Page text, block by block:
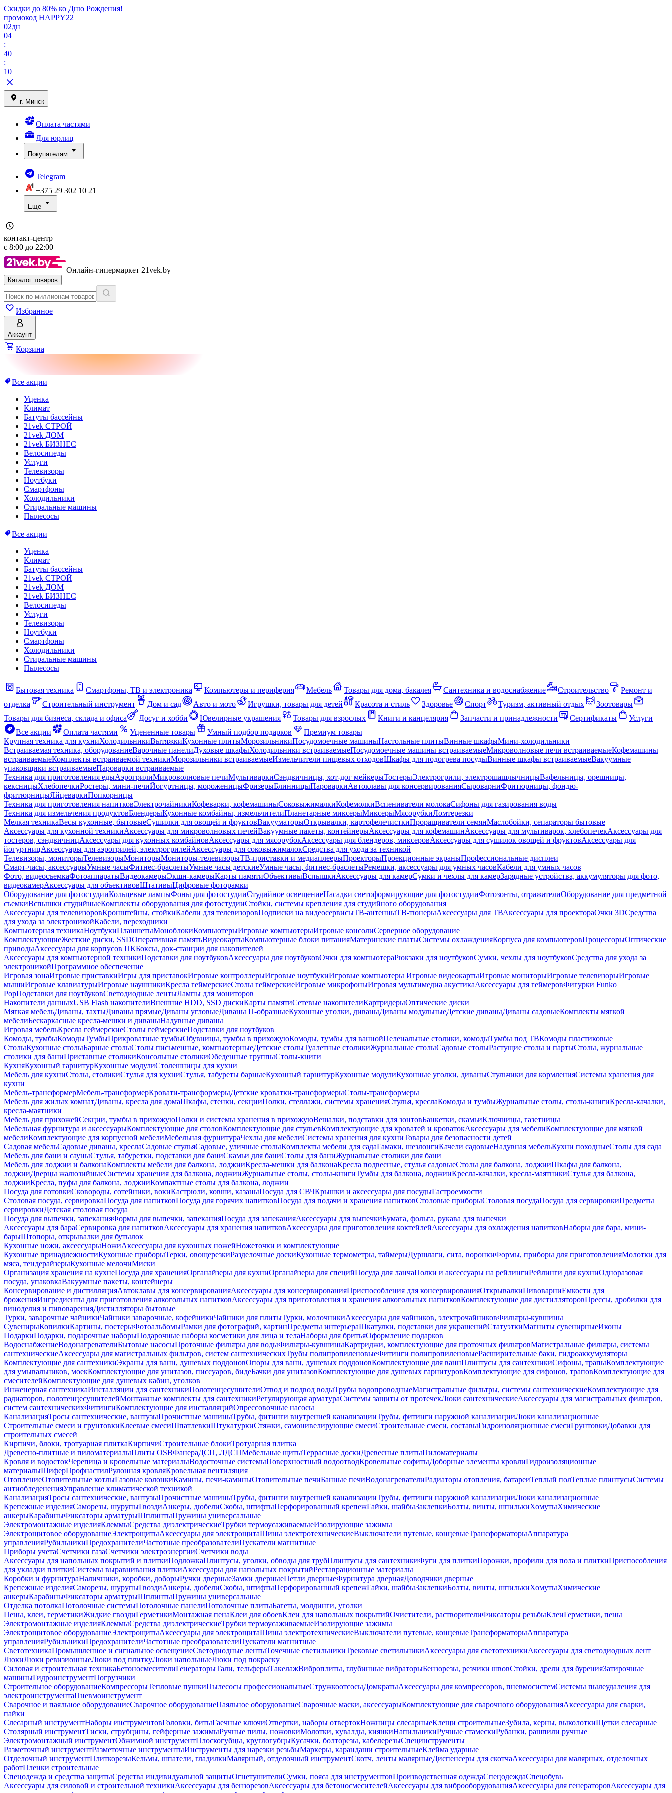
Скидки до 80% ко Дню Рождения!
промокод HAPPY22
02дн
04
:
40
:
10
г. Минск
Оплата частями
Для юрлиц
Покупателям
Telegram
+375 29 302 10 21
Еще
контакт-центр
с 8:00 до 22:00
Онлайн-гипермаркет 21vek.by
Каталог товаров
Избранное
Аккаунт
Корзина
Все акции
Уценка
Климат
Батуты бассейны
21vek СТРОЙ
21vek ДОМ
21vek БИЗНЕС
Велосипеды
Услуги
Телевизоры
Ноутбуки
Смартфоны
Холодильники
Стиральные машины
Пылесосы
Все акции
Уценка
Климат
Батуты бассейны
21vek СТРОЙ
21vek ДОМ
21vek БИЗНЕС
Велосипеды
Услуги
Телевизоры
Ноутбуки
Смартфоны
Холодильники
Стиральные машины
Пылесосы
Бытовая техника Смартфоны, ТВ и электроника Компьютеры и периферия Мебель Товары для дома, бакалея Сантехника и водоснабжение Строительство
Ремонт и
отделка
Строительный инструмент Дом и сад Авто и мото Игрушки, товары для детей Красота и стиль Здоровье Спорт Туризм, активный отдых
Зоотовары
Товары для бизнеса, склада и офиса
Досуг и хобби Ювелирные украшения Товары для взрослых Книги и канцелярия Запчасти и принадлежности Сертификаты
Услуги
Все акции
Оплата частями Уцененные товары Умный подбор подарков
Премиум товары
Крупная техника для кухниХолодильникиВытяжкиКухонные плитыМорозильникиПосудомоечные машиныНастольные плитыВинные шкафыМини-холодильники
Встраиваемая техника, оборудованиеВарочные панелиДуховые шкафыХолодильники встраиваемыеПосудомоечные машины встраиваемыеМикроволновые печи встраиваемыеКофемашины
встраиваемыеКомплекты встраиваемой техникиМорозильники встраиваемыеИзмельчители пищевых отходовШкафы для подогрева посудыВинные шкафы встраиваемыеВакуумные
упаковщики встраиваемыеПароварки встраиваемые
Техника для приготовления едыАэрогрилиМикроволновые печиМультиваркиСэндвичницы, хот-дог мейкерыТостерыЭлектрогрили, электрошашлычницыВафельницы, орешницы,
кексницыХлебопечкиРостеры, мини-печиЙогуртницы, мороженицыФризерыБлинницыПароваркиАвтоклавы для консервированияСыроварниФритюрницы, фондю-
фритюрницыЯйцеваркиПопкорницы
Техника для приготовления напитковЭлектрочайникиКофеварки, кофемашиныСоковыжималкиКофемолкиВспениватели молокаСифоны для газирования воды
Техника для измельчения продуктовБлендерыКухонные комбайны, измельчителиПланетарные миксерыМиксерыМясорубкиЛомтерезки
Мелкая техникаВесы кухонные, бытовыеСушилки для овощей и фруктовВакууматорыОткрывалки, картофелечисткиПроращиватели семянМаслобойки, сепараторы бытовые
Аксессуары для кухонной техникиАксессуары для микроволновых печейВакуумные пакеты, контейнерыАксессуары для кофемашинАксессуары для мультиварок, хлебопечекАксессуары для
тостеров, сэндвичницАксессуары для кухонных комбайновАксессуары для мясорубокАксессуары для блендеров, миксеровАксессуары для сушилок овощей и фруктовАксессуары для
йогуртницАксессуары для аэрогрилей, электрогрилейАксессуары для соковыжималокСредства для ухода за техникой
Телевизоры, мониторыТелевизорыМониторыМониторы-телевизорыТВ-приставки и медиаплеерыПроекторыПроекционные экраныПрофессиональные дисплеи
Смарт-часы, аксессуарыУмные часыФитнес-браслетыУмные часы детскиеУмные часы, фитнес-браслетыРемешки, аксессуары для умных часовКабели для умных часов
Фото, видеосъемкаФотоаппаратыВидеокамерыЭкшн-камерыКарты памятиОбъективыВспышкиАксессуары для камерСумки и чехлы для камерЗарядные устройства, аккумуляторы для фото,
видеокамерАксессуары для объективовШтативыЦифровые фоторамки
Оборудование для фотостудииКольцевые лампыФоны для фотостудииСтудийное освещениеНасадки светоформирующие для фотостудииФотозонты, отражателиОборудование для предметной
съемкиВспышки студийныеКомплекты оборудования для фотостудииСтойки, системы крепления для студийного оборудования
Аксессуары для телевизоровКронштейны, стойкиКабели для телевизоровПодписки на видеосервисыТВ-антенныТВ-тюнерыАксессуары для ТВАксессуары для проектораОчки 3DСредства
для ухода за электроникойКабели, переходники
Компьютерная техникаНоутбукиПланшетыМоноблокиКомпьютерыИгровые компьютерыИгровые консолиСерверное оборудование
КомплектующиеЖесткие диски, SSDОперативная памятьВидеокартыКомпьютерные блоки питанияМатеринские платыСистемы охлажденияКорпуса для компьютеровПроцессорыОптические
приводыАксессуары для корпусов ПКБоксы, док-станции для накопителей
Аксессуары для компьютерной техникиПодставки для ноутбуковАксессуары для ноутбуковОчки для компьютераРюкзаки для ноутбуковСумки, чехлы для ноутбуковСредства для ухода за
электроникойПрограммное обеспечение
Игровая зонаИгровые приставкиИгры для приставокИгровые контроллерыИгровые ноутбукиИгровые компьютеры Игровые видеокартыИгровые мониторыИгровые телевизорыИгровые
мышиИгровые клавиатурыИгровые наушникиКресла геймерскиеСтолы геймерскиеИгровые микрофоныИгровая мультимедиа акустикаАксессуары для геймеровФигурки Funko
PopПодставки для ноутбуковСветодиодные лентыЛампы для мониторов
Накопители данныхUSB Flash накопителиВнешние HDD, SSD дискиКарты памятиСетевые накопителиКартридерыОптические диски
Мягкая мебельДиваны, тахтыДиваны прямыеДиваны угловыеДиваны П-образныеКухонные уголки, диваныДиваны модульныеДетские диваныДиваны садовыеКомплекты мягкой
мебелиБескаркасные кресла-мешки и диваныНадувные диваны
Игровая мебельКресла геймерскиеСтолы геймерскиеПодставки для ноутбуков
Комоды, тумбыКомодыТумбыПрикроватные тумбыОбувницы, тумбы в прихожуюКомоды, тумбы для ваннойПеленальные столики, комодыТумбы под ТВКомоды пластиковые
СтолыКухонные столыБарные столыСтолы письменные, компьютерныеДетские столыТуалетные столикиЖурнальные столыСадовые столыРастущие столы и партыСтолы, журнальные
столики для баниПриставные столикиКонсольные столикиОбеденные группыСтолы-книги
КухняКухонный гарнитурКухонные модулиСтолешницы для кухни
Мебель для кухниСтолы, столикиСтулья для кухниСтулья, табуреты барныеКухонный гарнитурКухонные модулиКухонные уголки, диваныСтульчики для кормленияСистемы хранения для
кухни
Мебель-трансформерМебель-трансформерКровати-трансформерыДетские кроватки-трансформерыСтолы-трансформеры
Мебель для жилых комнатДиваны, кресла для домаШкафы, стенки, секцииПолки, стеллажи, системы храненияСтулья, креслаКомоды и тумбыЖурнальные столы, столы-книгиКресла-качалки,
кресла-маятники
Мебель для прихожейСекции, тумбы в прихожуюПолки и системы хранения в прихожуюВешалки, подставки для зонтовБанкетки, скамьиКлючницы, газетницы
Мебельная фурнитура и аксессуарыКомплектующие для столовКомплектующие для стульевКомплектующие для кроватей и кроватокАксессуары для мебелиКомплектующие для мягкой
мебелиКомплектующие для корпусной мебелиМебельная фурнитураЧехлы для мебелиСистемы хранения для кухниТовары для безопасности детей
Садовая мебельСадовые диваны, креслаСадовые стульяСадовые, уличные столыКомплекты мебели для садаГамаки, шезлонгиКачели садовыеНадувная мебельКухни походныеСтолы для сада
Мебель для бани и сауныСтулья, табуретки, подставки для баниСкамьи для баниСтолы для баниЖурнальные столики для бани
Мебель для лоджии и балконаКомплекты мебели для балкона, лоджииКресла-мешки для балконаКресла подвесные, стулья садовыеСтолы для балкона, лоджииШкафы для балкона,
лоджииДверцы жалюзийныеСистемы хранения для балкона, лоджииЖурнальные столы, столы-книгиТумбы для балкона, лоджииКресла-качалки, кресла-маятникиСтулья для балкона,
лоджииКресла, пуфы для балкона, лоджииКомпактные столы для балкона, лоджии
Посуда для готовкиСковороды, сотейники, вокиКастрюли, ковши, казаныПосуда для СВЧКрышки и аксессуары для посудыГастроемкости
Столовая посуда, сервировкаПосуда для напитковПосуда для горячих напитковПосуда для подачи и хранения напитковСтоловые приборыСтоловая посудаПосуда для сервировкиПредметы
сервировкиДетская столовая посуда
Посуда для выпечки, запеканияФормы для выпечки, запеканияПосуда для запеканияАксессуары для выпечкиБумага, фольга, рукава для выпечки
Аксессуары для бараСервировка для напитковАксессуары для хранения напитковАксессуары для приготовления коктейлейАксессуары для охлаждения напитковНаборы для бара, мини-
барыШтопоры, открывалки для бутылок
Кухонные ножи, аксессуарыНожиАксессуары для кухонных ножейНожеточки и комплектующие
Кухонные принадлежностиКухонные приборыТерки, овощерезкиРазделочные доскиКухонные термометры, таймерыДуршлаги, сита, воронкиФормы, приборы для приготовленияМолотки для
мяса, тендерайзерыКухонные мелочиМиски
Организация хранения на кухнеПосуда для храненияОрганайзеры для кухниОрганайзеры для специйПосуда для ланчаПолки и аксессуары на рейлингиРейлинги для кухниОдноразовая
посуда, упаковкаВакуумные пакеты, контейнеры
Консервирование и дистилляцияАвтоклавы для консервированияАксессуары для консервированияПриспособления для консервированияОткрывалкиПивоварниЕмкости для
броженияИнгредиенты для приготовления алкогольных напитковАксессуары для приготовления и хранения алкогольных напитковКомплектующие для дистилляторовПрессы, дробилки для
виноделия и пивоваренияДистилляторы бытовые
Турки, заварочные чайникиЧайники заварочные, кофейникиЧайники для плитыТурки, молочникиАксессуары для чайников, электрочайниковФильтры-кувшины
СувенирыКопилкиКартины, постерыФотоальбомыРамки для фотографий, картинПредметы интерьераШкатулки, подставки для украшенийСтатуэткиМагниты сувенирныеИконы
ПодаркиПодарки, подарочные наборыПодарочные наборы косметики для лица и телаНаборы для бритьяОформление подарков
ВодоснабжениеВодонагревателиБытовые насосыПроточные фильтры для водыФильтры-кувшиныКартриджи, комплектующие для проточных фильтровМагистральные фильтры, системы
сантехническиеАксессуары для магистральных фильтров, систем сантехническихТрубы полипропиленовыеФитинги полипропиленовыеРасширительные баки, гидроаккумуляторы
Комплектующие для сантехникиЭкраны для ванн, душевых поддоновОпоры для ванн, душевых поддоновКомплектующие для ваннПлинтусы для сантехникиСифоны, трапыКомплектующие
для умывальников, моекКомплектующие для унитазов, писсуаров, бидеБачки для унитазовКомплектующие для душевых гарнитуровКомплектующие для сифонов, траповКомплектующие для
смесителейКомплектующие для душевых кабин, уголков
Инженерная сантехникаИнсталляции для сантехникиПолотенцесушителиОтвод и подвод водыТрубы водопроводныеМагистральные фильтры, системы сантехническиеКомплектующие для
радиаторов, полотенцесушителейМонтажные комплекты для сантехникиРегулирующая арматураСистемы защиты от протечекЛюки сантехническиеАксессуары для магистральных фильтров,
систем сантехническихФитингиКомплектующие для инсталляцийОпрессовочные насосы
КанализацияТросы сантехнические, вантузыПрочистные машиныТрубы, фитинги внутренней канализацииТрубы, фитинги наружной канализацииЛюки канализационные
Строительные смеси и грунтовкиКлеевые смесиШпатлевкиШтукатуркиСтяжки, самонивелирующие смесиСтроительные смеси, составыГидроизоляционные смесиГрунтовкиДобавки для
строительных смесей
Кирпичи, блоки, тротуарная плиткаКирпичиСтроительные блокиТротуарная плитка
Древесно-плитные и пиломатериалыПлиты OSBФанераДСП, ЛДСПМебельные щитыТеррасные доскиДревесные плитыПиломатериалы
Кровля и водостокЧерепица и кровельные материалыВодосточные системыПоверхностный водоотводКровельные софитыДоборные элементы кровлиГидроизоляционные
материалыШиферПрофнастилРулонная кровляКровельная вентиляция
ОтоплениеОтопительные котлыГазовые колонкиКамины, печи-каминыОтопительные печиБанные печиВодонагревателиРадиаторы отопления, батареиТеплый полТеплые плинтусыСистемы
антиобледененияУправление климатической техникой
КанализацияТросы сантехнические, вантузыПрочистные машиныТрубы, фитинги внутренней канализацииТрубы, фитинги наружной канализацииЛюки канализационные
Крепежные изделияСаморезы, шурупыГвоздиАнкеры, дюбелиСкобы, штифтыПерфорированный крепежГайки, шайбыЗаклепкиБолты, винты, шпилькиХомутыХимические
анкерыКарабиныФиксаторы арматурыШплинтыПружины универсальные
Электромонтажные изделияКлеммыСредства диэлектрическиеТрубки термоусаживаемыеИзолирующие зажимы
Электрощитовое оборудованиеЭлектрощитыАксессуары для электрощитаШины электротехническиеВыключатели путевые, концевыеТрансформаторыАппаратура
управленияРубильникиПредохранителиЧастотные преобразователиПускатели магнитные
Приборы учетаСчетчики газаСчетчики электроэнергииСчетчики воды
Аксессуары для напольных покрытий и плиткиПодложкаПлинтусы, уголки, обводы для трубПлинтусы для сантехникиФуги для плиткиПорожки, профили для пола и плиткиПриспособления
для укладки плиткиСистемы выравнивания плиткиАксессуары для напольных покрытийРеставрационные материалы
Коробки и фурнитураНаличники, коробки, доборыРучки дверныеЗамки дверныеПетли дверныеФурнитура двернаяДоводчики дверные
Крепежные изделияСаморезы, шурупыГвоздиАнкеры, дюбелиСкобы, штифтыПерфорированный крепежГайки, шайбыЗаклепкиБолты, винты, шпилькиХомутыХимические
анкерыКарабиныФиксаторы арматурыШплинтыПружины универсальные
Отделка потолкаПотолочные системыПотолочные панелиПотолочные плитыБагеты, молдинги, уголки
Пены, клеи, герметикиЖидкие гвоздиГерметикиМонтажная пенаКлеи для обоевКлеи для напольных покрытийОчистители, растворителиФиксаторы резьбыКлеиГерметики, пены
Электромонтажные изделияКлеммыСредства диэлектрическиеТрубки термоусаживаемыеИзолирующие зажимы
Электрощитовое оборудованиеЭлектрощитыАксессуары для электрощитаШины электротехническиеВыключатели путевые, концевыеТрансформаторыАппаратура
управленияРубильникиПредохранителиЧастотные преобразователиПускатели магнитные
СветотехникаПромышленное и сигнальное освещениеСветодиодные лентыТочечные светильникиТрековые светильникиАксессуары для светотехникиАксессуары для светодиодных лент
ЛюкиЛюки ревизионныеЛюки под плиткуЛюки напольныеЛюки под покраску
Силовая и строительная техникаБетоносмесителиГенераторыТали, тельферыТакелажВиброплиты, глубинные вибраторыБензорезы, резчики швовСтойки, дрели для буренияЗатирочные
машиныГидроинструментПогрузчики
Строительное оборудованиеКомпрессорыТепловые пушкиПылесосы профессиональныеСтружкоотсосыДомкратыАксессуары для компрессоров, пневмосистемСистемы пылеудаления для
электроинструментаПневмоинструмент
Сварочное и паяльное оборудованиеСварочное оборудованиеПаяльное оборудованиеСварочные маски, аксессуарыКомплектующие для сварочного оборудованияАксессуары для сварки,
пайки
Слесарный инструментНаборы инструментовГоловки, битыГаечные ключиОтвертки, наборы отвертокНожницы слесарныеКлещи строительныеЗубила, керны, выколоткиЩетки слесарные
Столярный инструментТиски, струбцины, гейферные зажимыРучные пилы, ножовкиМолотки, кувалды, киянкиНапильникиРучные стамескиРубанки, рашпили ручные
Электромонтажный инструментОбжимной инструментПлоскогубцы, круглогубцыКусачки, болторезы, кабелерезыСпецинструменты
Разметочный инструментРазметочные инструментыИнструменты для нарезки резьбыМаркеры, карандаши строительныеКлейма ударные
Отделочный инструментПлиткорезыКельмы, шпатели, гладилкиМалярный, отделочный инструментСкотч, ленты малярныеДиспенсеры для скотчаАксессуары для малярных, отделочных
работПленки строительные
Спецодежда и средства защитыСредства индивидуальной защитыОгнетушителиСумки, пояса для инструментовПроизводственная одеждаСпецодеждаСпецобувь
Аксессуары для силовой и строительной техникиАксессуары для бензорезовАксессуары для бетоносмесителейАксессуары для виброоборудованияАксессуары для генераторовАксессуары для